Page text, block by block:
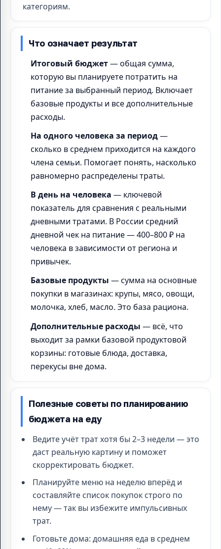
категориям.
Что означает результат
Итоговый бюджет— общая сумма,
которую вы планируете потратить на
питание за выбранный период. Включает
базовые продукты и все дополнительные
расходы.
На одного человека за период—
сколько в среднем приходится на каждого
члена семьи. Помогает понять, насколько
равномерно распределены траты.
В день на человека — ключевой
показатель для сравнения с реальными
дневными тратами. В России средний
дневной чек на питание — 400–800 ₽ на
человека в зависимости от региона и
привычек.
Базовые продукты — сумма на основные
покупки в магазинах: крупы, мясо, овощи,
молочка, хлеб, масло. Это база рациона.
Дополнительные расходы — всё, что
выходит за рамки базовой продуктовой
корзины: готовые блюда, доставка,
перекусы вне дома.
Полезные советы по планированию
бюджета на еду
Ведите учёт трат хотя бы 2–3 недели — это
даст реальную картину и поможет
скорректировать бюджет.
Планируйте меню на неделю вперёд и
составляйте список покупок строго по
нему — так вы избежите импульсивных
трат.
Готовьте дома: домашняя еда в среднем